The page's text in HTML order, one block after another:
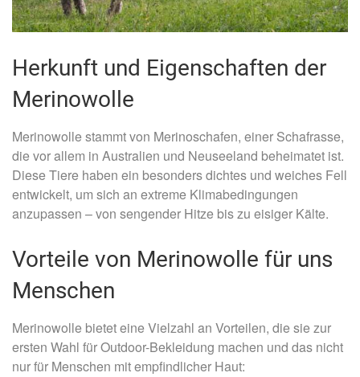
Herkunft und Eigenschaften der
Merinowolle
Merinowolle stammt von Merinoschafen, einer Schafrasse,
die vor allem in Australien und Neuseeland beheimatet ist.
Diese Tiere haben ein besonders dichtes und weiches Fell
entwickelt, um sich an extreme Klimabedingungen
anzupassen – von sengender Hitze bis zu eisiger Kälte.
Vorteile von Merinowolle für uns
Menschen
Merinowolle bietet eine Vielzahl an Vorteilen, die sie zur
ersten Wahl für Outdoor-Bekleidung machen und das nicht
nur für Menschen mit empfindlicher Haut: